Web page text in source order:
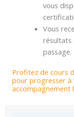
vous
Vous
résultats
passage.
Profitez de cours
pour progresser à
accompagnement